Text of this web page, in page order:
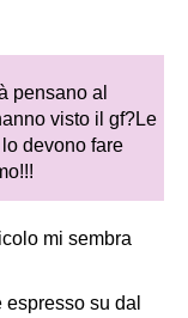
pensano al
visto il gf?Le
devono fare
mi sembra
su dal